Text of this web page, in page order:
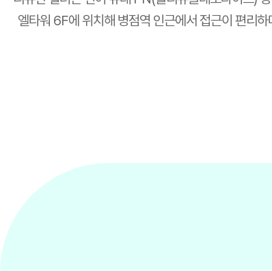
엘타워 6F에 위치해 병점역 인근에서 접근이 편리